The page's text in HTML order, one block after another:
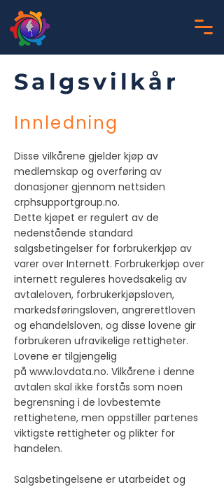
Salgsvilkår
Innledning
Disse vilkårene gjelder kjøp av
medlemskap og overføring av
donasjoner gjennom nettsiden
crphsupportgroup.no.
Dette kjøpet er regulert av de
nedenstående standard
salgsbetingelser for forbrukerkjøp av
varer over Internett. Forbrukerkjøp over
internett reguleres hovedsakelig av
avtaleloven, forbrukerkjøpsloven,
markedsføringsloven, angrerettloven
og ehandelsloven, og disse lovene gir
forbrukeren ufravikelige rettigheter.
Lovene er tilgjengelig
på www.lovdata.no. Vilkårene i denne
avtalen skal ikke forstås som noen
begrensning i de lovbestemte
rettighetene, men oppstiller partenes
viktigste rettigheter og plikter for
handelen.
Salgsbetingelsene er utarbeidet og